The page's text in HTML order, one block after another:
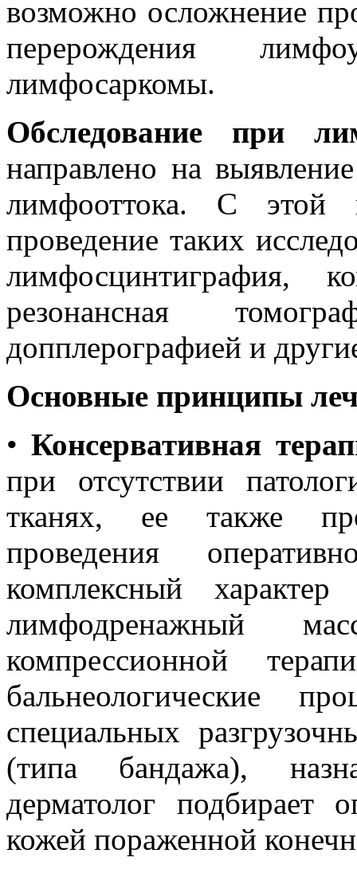
возможно осложнение
перерождения
лимфосаркомы.
Обследование при
направлено на
лимфооттока. С этой
проведение таких
лимфосцинтиграфия,
резонансная
допплерографией и
Основные принципы
•Консервативная
при отсутствии
тканях, ее также
проведения
комплексный
лимфодренажный
компрессионной
бальнеологические
специальных
(типа бандажа),
дерматолог подбирает
кожей пораженной